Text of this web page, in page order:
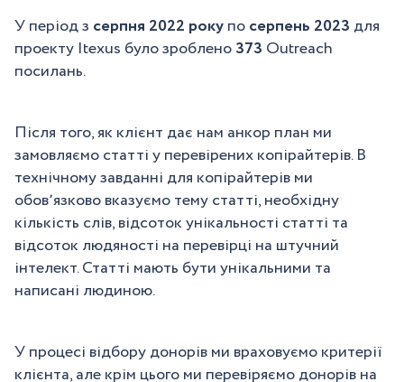
У період з серпня 2022 рокупосерпень 2023 для
проекту Itexus було зроблено373 Outreach
посилань.
Після того, як клієнт дає нам анкор план ми
замовляємо статті у перевірених копірайтерів. В
технічному завданні для копірайтерів ми
обовʼязково вказуємо тему статті, необхідну
кількість слів, відсоток унікальності статті та
відсоток людяності на перевірці на штучний
інтелект. Статті мають бути унікальними та
написані людиною.
У процесі відбору донорів ми враховуємо критерії
клієнта, але крім цього ми перевіряємо донорів на